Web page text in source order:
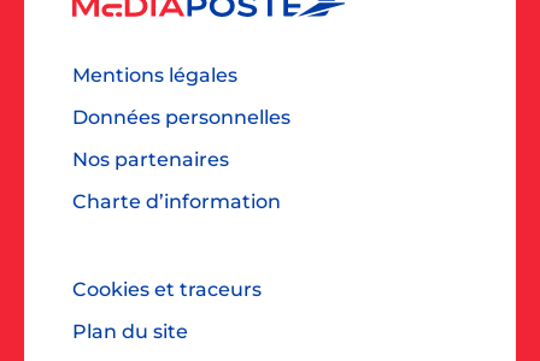
Mentions légales
Données personnelles
Nos partenaires
Charte d’information
Cookies et traceurs
Plan du site